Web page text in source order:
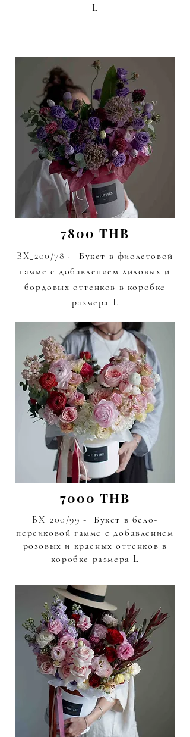
L
7800 THB
BX_200/78 - Букет в фиолетовой
гамме с добавлением лиловых и
бордовых оттенков в коробке
размера L
7000 THB
BX_200/99 - Букет в бело-
персиковой гамме с добавлением
розовых и красных оттенков в
коробке размера L